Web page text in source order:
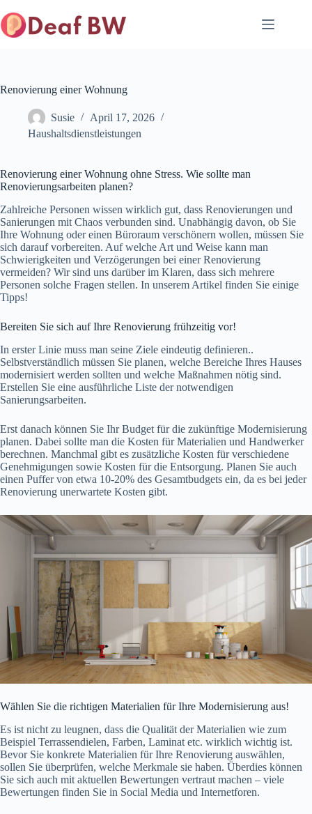
Inhalt
springen
Renovierung einer Wohnung
Susie
April 17, 2026
Haushaltsdienstleistungen
Renovierung einer Wohnung ohne Stress. Wie sollte man
Renovierungsarbeiten planen?
Zahlreiche Personen wissen wirklich gut, dass Renovierungen und
Sanierungen mit Chaos verbunden sind. Unabhängig davon, ob Sie
Ihre Wohnung oder einen Büroraum verschönern wollen, müssen Sie
sich darauf vorbereiten. Auf welche Art und Weise kann man
Schwierigkeiten und Verzögerungen bei einer Renovierung
vermeiden? Wir sind uns darüber im Klaren, dass sich mehrere
Personen solche Fragen stellen. In unserem Artikel finden Sie einige
Tipps!
Bereiten Sie sich auf Ihre Renovierung frühzeitig vor!
In erster Linie muss man seine Ziele eindeutig definieren..
Selbstverständlich müssen Sie planen, welche Bereiche Ihres Hauses
modernisiert werden sollten und welche Maßnahmen nötig sind.
Erstellen Sie eine ausführliche Liste der notwendigen
Sanierungsarbeiten.
Erst danach können Sie Ihr Budget für die zukünftige Modernisierung
planen. Dabei sollte man die Kosten für Materialien und Handwerker
berechnen. Manchmal gibt es zusätzliche Kosten für verschiedene
Genehmigungen sowie Kosten für die Entsorgung. Planen Sie auch
einen Puffer von etwa 10-20% des Gesamtbudgets ein, da es bei jeder
Renovierung unerwartete Kosten gibt.
Wählen Sie die richtigen Materialien für Ihre Modernisierung aus!
Es ist nicht zu leugnen, dass die Qualität der Materialien wie zum
Beispiel Terrassendielen, Farben, Laminat etc. wirklich wichtig ist.
Bevor Sie konkrete Materialien für Ihre Renovierung auswählen,
sollen Sie überprüfen, welche Merkmale sie haben. Überdies können
Sie sich auch mit aktuellen Bewertungen vertraut machen – viele
Bewertungen finden Sie in Social Media und Internetforen.